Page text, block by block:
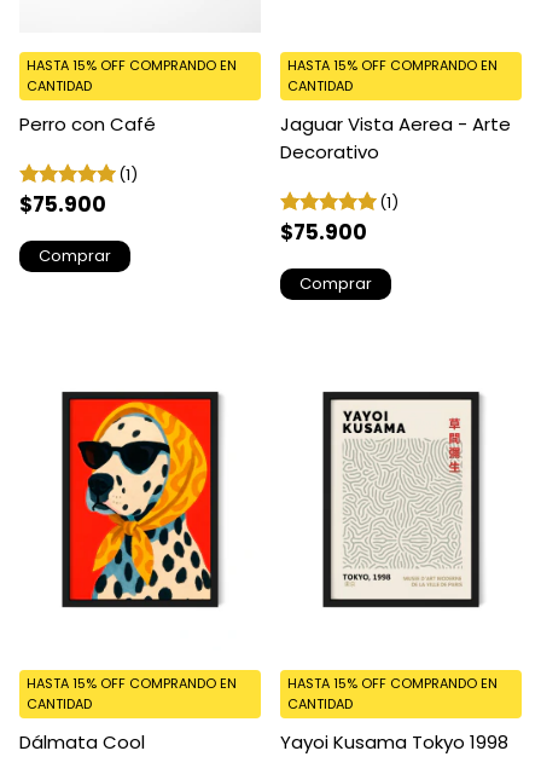
Perro con Café
(1)
$75.900
HASTA 15% OFF COMPRANDO EN
CANTIDAD
Comprar
Jaguar Vista Aerea - Arte
Decorativo
(1)
$75.900
HASTA 15% OFF COMPRANDO EN
CANTIDAD
Comprar
Dálmata Cool
HASTA 15% OFF COMPRANDO EN
CANTIDAD
Yayoi Kusama Tokyo 1998
HASTA 15% OFF COMPRANDO EN
CANTIDAD